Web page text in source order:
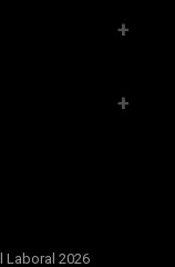
Laboral 2026